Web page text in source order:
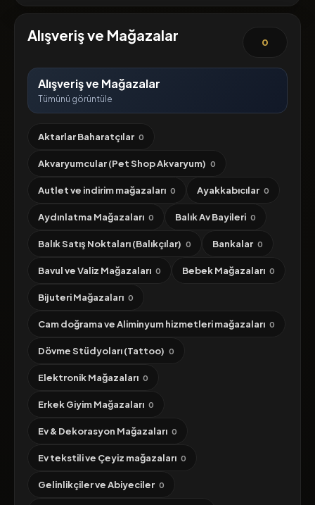
Alışveriş ve Mağazalar 0
Alışveriş ve Mağazalar
Tümünü görüntüle
Aktarlar Baharatçılar 0
Akvaryumcular (Pet Shop Akvaryum) 0
Autlet ve indirim mağazaları 0 Ayakkabıcılar 0
Aydınlatma Mağazaları 0 Balık Av Bayileri 0
Balık Satış Noktaları (Balıkçılar) 0 Bankalar 0
Bavul ve Valiz Mağazaları 0 Bebek Mağazaları 0
Bijuteri Mağazaları 0
Cam doğrama ve Aliminyum hizmetleri mağazaları 0
Dövme Stüdyoları (Tattoo) 0
Elektronik Mağazaları 0
Erkek Giyim Mağazaları 0
Ev & Dekorasyon Mağazaları 0
Ev tekstili ve Çeyiz mağazaları 0
Gelinlikçiler ve Abiyeciler 0